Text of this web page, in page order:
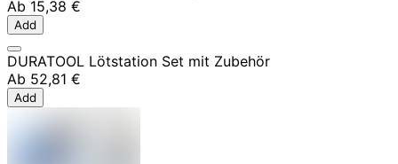
Ab 15,38 €
Add
DURATOOL Lötstation Set mit Zubehör
Ab 52,81 €
Add